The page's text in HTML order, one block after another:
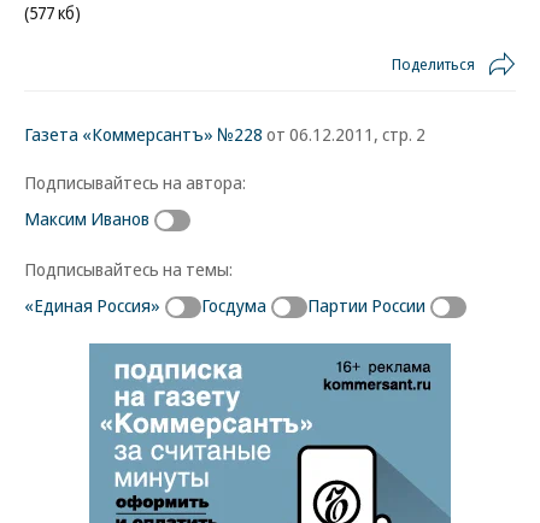
(577 кб)
Поделиться
Газета «Коммерсантъ» №228 от 06.12.2011, стр. 2
Подписывайтесь на автора:
Максим Иванов
Подписывайтесь на темы:
«Единая Россия»
Госдума Партии России